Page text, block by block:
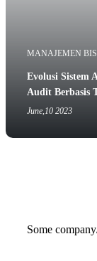
MANAJEMEN
Evolusi Sistem
Audit Berbasis
June,10 2023
Some